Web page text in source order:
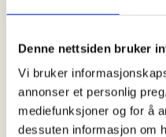
Denne nettsiden bruker
Vi bruker
annonser et personlig
mediefunksjoner og for å
dessuten informasjon om
Tid
05. Sep 2026 -
Kl. 16.00 - 21.00